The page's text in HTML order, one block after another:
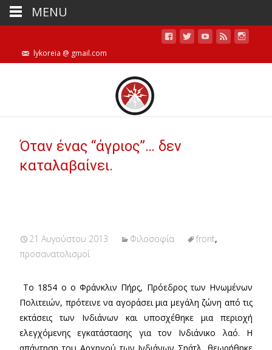
lykoreia @ gmail.com
Όταν ένας “άγριος”… δεν
καταλαβαίνει.
21 Αυγούστου 2013 Φιλοσοφία front,
προσανατολισμοί
Το 1854 ο ο Φράνκλιν Πήρς, Πρόεδρος των Ηνωμένων
Πολιτειών, πρότεινε να αγοράσει μια μεγάλη ζώνη από τις
εκτάσεις των Ινδιάνων και υποσχέθηκε μια περιοχή
ελεγχόμενης εγκατάστασης για τον Ινδιάνικο λαό. Η
MENU